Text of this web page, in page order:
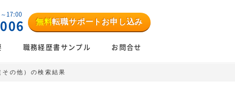
17:00
無料転職サポートお申し込み
職務経歴書サンプル お問合せ
の他）の検索結果